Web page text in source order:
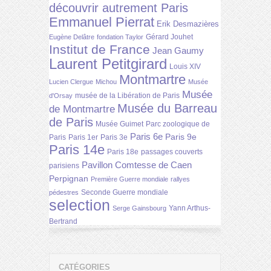
découvrir autrement Paris
Emmanuel Pierrat Erik Desmazières
Eugène Delâtre fondation Taylor Gérard Jouhet
Institut de France Jean Gaumy
Laurent Petitgirard Louis XIV
Lucien Clergue Michou Montmartre Musée
d'Orsay musée de la Libération de Paris Musée
de Montmartre Musée du Barreau
de Paris Musée Guimet Parc zoologique de
Paris Paris 1er Paris 3e Paris 6e Paris 9e
Paris 14e Paris 18e passages couverts
parisiens Pavillon Comtesse de Caen
Perpignan Première Guerre mondiale rallyes
pédestres Seconde Guerre mondiale
selection Serge Gainsbourg Yann Arthus-
Bertrand
CATÉGORIES